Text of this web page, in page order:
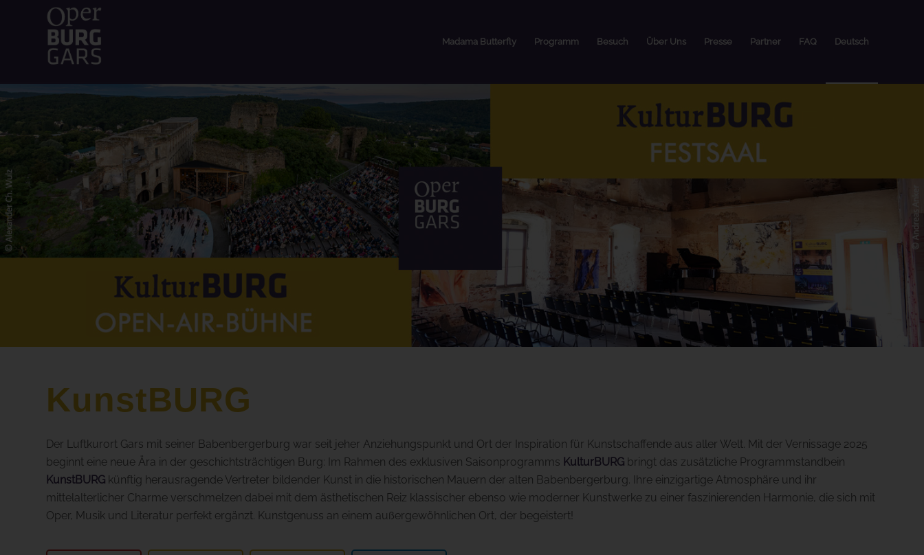
Madama Butterfly Programm Besuch Über Uns Presse Partner FAQ Deutsch
KunstBURG
Der Luftkurort Gars mit seiner Babenbergerburg war seit jeher Anziehungspunkt und Ort der Inspiration für Kunstschaffende aus aller Welt. Mit der Vernissage 2025
beginnt eine neue Ära in der geschichtsträchtigen Burg: Im Rahmen des exklusiven Saisonprogramms KulturBURG bringt das zusätzliche Programmstandbein
KunstBURG künftig herausragende Vertreter bildender Kunst in die historischen Mauern der alten Babenbergerburg. Ihre einzigartige Atmosphäre und ihr
mittelalterlicher Charme verschmelzen dabei mit dem ästhetischen Reiz klassischer ebenso wie moderner Kunstwerke zu einer faszinierenden Harmonie, die sich mit
Oper, Musik und Literatur perfekt ergänzt. Kunstgenuss an einem außergewöhnlichen Ort, der begeistert!